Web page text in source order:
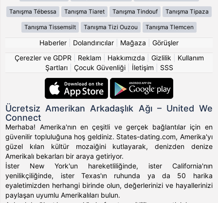
Tanışma Tébessa Tanışma Tiaret Tanışma Tindouf Tanışma Tipaza
Tanışma Tissemsilt Tanışma Tizi Ouzou Tanışma Tlemcen
Haberler Dolandırıcılar Mağaza
Görüşler
Çerezler ve GDPR
Reklam Hakkımızda Gizlilik
Kullanım
Şartları| Çocuk Güvenliği| İletişim SSS
Ücretsiz Amerikan Arkadaşlık Ağı – United We
Connect
Merhaba! Amerika'nın en çeşitli ve gerçek bağlantılar için en
güvenilir topluluğuna hoş geldiniz. States-dating.com, Amerika'yı
güzel kılan kültür mozaiğini kutlayarak, denizden denize
Amerikalı bekarları bir araya getiriyor.
İster New York'un hareketliliğinde, ister California'nın
yenilikçiliğinde, ister Texas'ın ruhunda ya da 50 harika
eyaletimizden herhangi birinde olun, değerlerinizi ve hayallerinizi
paylaşan uyumlu Amerikalıları bulun.